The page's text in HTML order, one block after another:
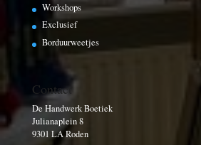
Workshops
Exclusief
Borduurweetjes
Contact
De Handwerk Boetiek
Julianaplein 8
9301 LA Roden